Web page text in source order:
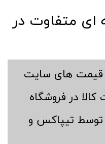
قیمت های سایت
در فروشگاه
توسط تیپاکس و
ای متفاوت در